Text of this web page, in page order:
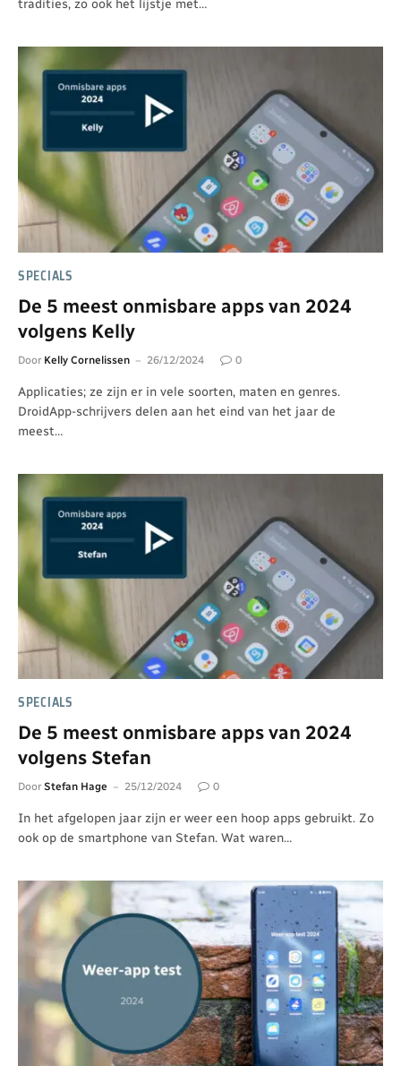
tradities, zo ook het lijstje met…
SPECIALS
De 5 meest onmisbare apps van 2024
volgens Kelly
Door Kelly Cornelissen 26/12/2024 0
Applicaties; ze zijn er in vele soorten, maten en genres.
DroidApp-schrijvers delen aan het eind van het jaar de
meest…
SPECIALS
De 5 meest onmisbare apps van 2024
volgens Stefan
Door Stefan Hage 25/12/2024 0
In het afgelopen jaar zijn er weer een hoop apps gebruikt. Zo
ook op de smartphone van Stefan. Wat waren…